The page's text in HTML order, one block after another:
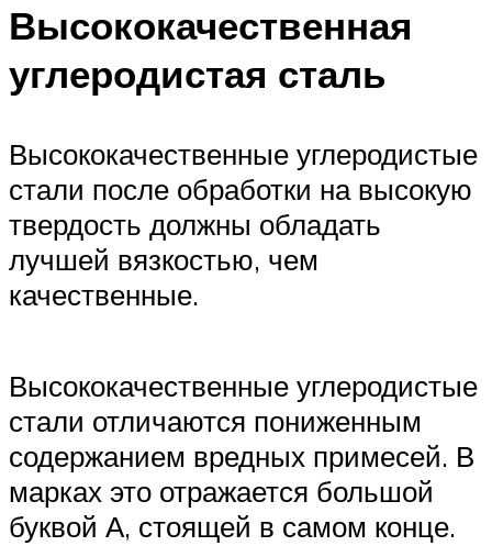
Высококачественная
углеродистая сталь
Высококачественные углеродистые
стали после обработки на высокую
твердость должны обладать
лучшей вязкостью, чем
качественные.
Высококачественные углеродистые
стали отличаются пониженным
содержанием вредных примесей. В
марках это отражается большой
буквой А, стоящей в самом конце.